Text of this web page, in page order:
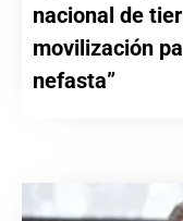
nacional de
movilización
nefasta”